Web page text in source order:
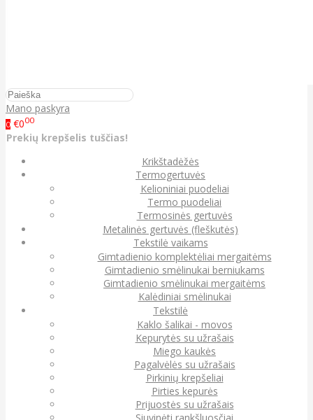
Mano paskyra
0 €000
Prekių krepšelis tuščias!
Krikštadėžės
Termogertuvės
Kelioniniai puodeliai
Termo puodeliai
Termosinės gertuvės
Metalinės gertuvės (fleškutės)
Tekstilė vaikams
Gimtadienio komplektėliai mergaitėms
Gimtadienio smėlinukai berniukams
Gimtadienio smėlinukai mergaitėms
Kalėdiniai smėlinukai
Tekstilė
Kaklo šalikai - movos
Kepurytės su užrašais
Miego kaukės
Pagalvėlės su užrašais
Pirkinių krepšeliai
Pirties kepurės
Prijuostės su užrašais
Siuvinėti rankšluosčiai